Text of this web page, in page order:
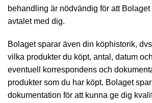
behandling är nödvändig för att
avtalet med dig.
Bolaget sparar även din köphistorik,
vilka produkter du köpt, antal, datum
eventuell korrespondens och
produkter som du har köpt. Bolaget
dokumentation för att kunna ge dig